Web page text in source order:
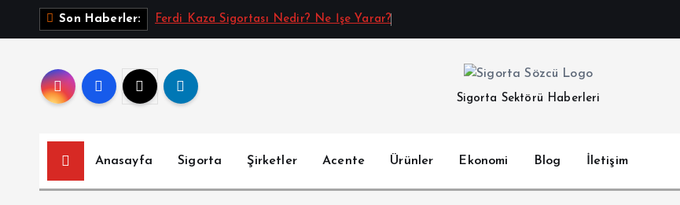
Son Haberler: Ferdi Kaza Sigortası Nedir? Ne İşe Yarar?
Sigorta Sektörü Haberleri
Anasayfa Sigorta Şirketler Acente Ürünler Ekonomi Blog İletişim